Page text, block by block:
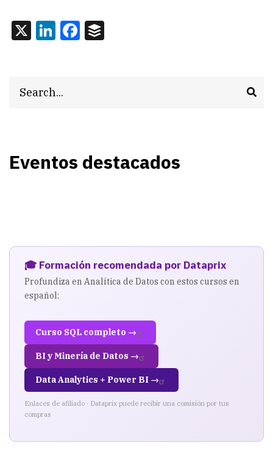
X LinkedIn
Facebook
Eventos destacados
🎓 Formación recomendada por Dataprix
Profundiza en Analítica de Datos con estos cursos en
español:
Curso SQL completo →
BI y Minería de Datos →
Data Analytics + Power BI →
Enlaces de afiliado · Dataprix puede recibir una comisión por tus
compras